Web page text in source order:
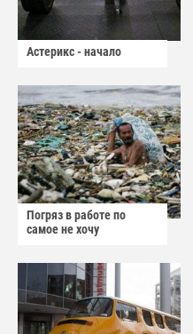
Астерикс - начало
Погряз в работе по
самое не хочу